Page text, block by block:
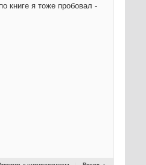
книге я тоже пробовал -